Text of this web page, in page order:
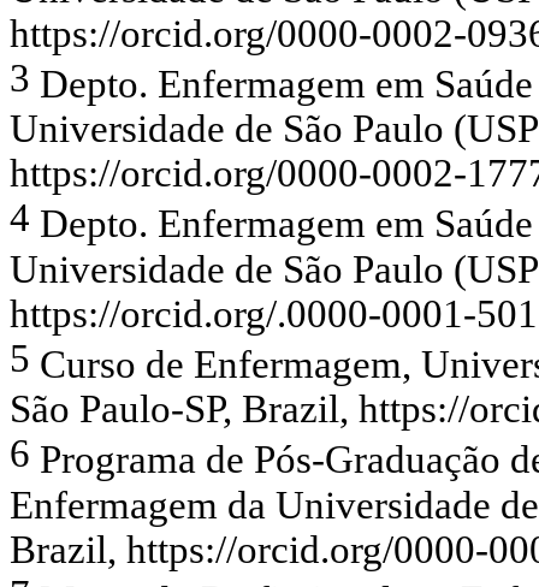
https://orcid.org/0000-0002-
3 Depto. Enfermagem em
Universidade de São Paulo
https://orcid.org/0000-0002-
4 Depto. Enfermagem em
Universidade de São Paulo
https://orcid.org/.0000-0001-
5 Curso de Enfermagem,
São Paulo-SP, Brazil, https://
6 Programa de Pós-Graduação
Enfermagem da Universidade
Brazil, https://orcid.org/0000-